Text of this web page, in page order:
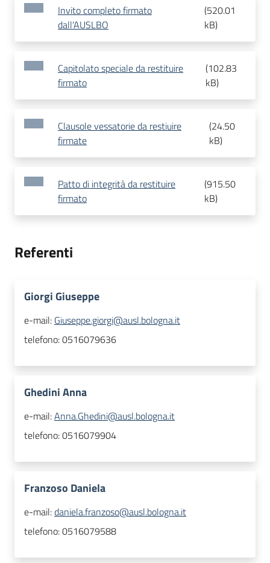
Invito completo firmato
dall'AUSLBO
(520.01
kB)
Capitolato speciale da restituire
firmato
(102.83
kB)
Clausole vessatorie da restiuire
firmate
(24.50
kB)
Patto di integrità da restituire
firmato
(915.50
kB)
Referenti
Giorgi Giuseppe
e-mail: Giuseppe.giorgi@ausl.bologna.it
telefono:0516079636
Ghedini Anna
e-mail:Anna.Ghedini@ausl.bologna.it
telefono:0516079904
Franzoso Daniela
e-mail:daniela.franzoso@ausl.bologna.it
telefono:0516079588